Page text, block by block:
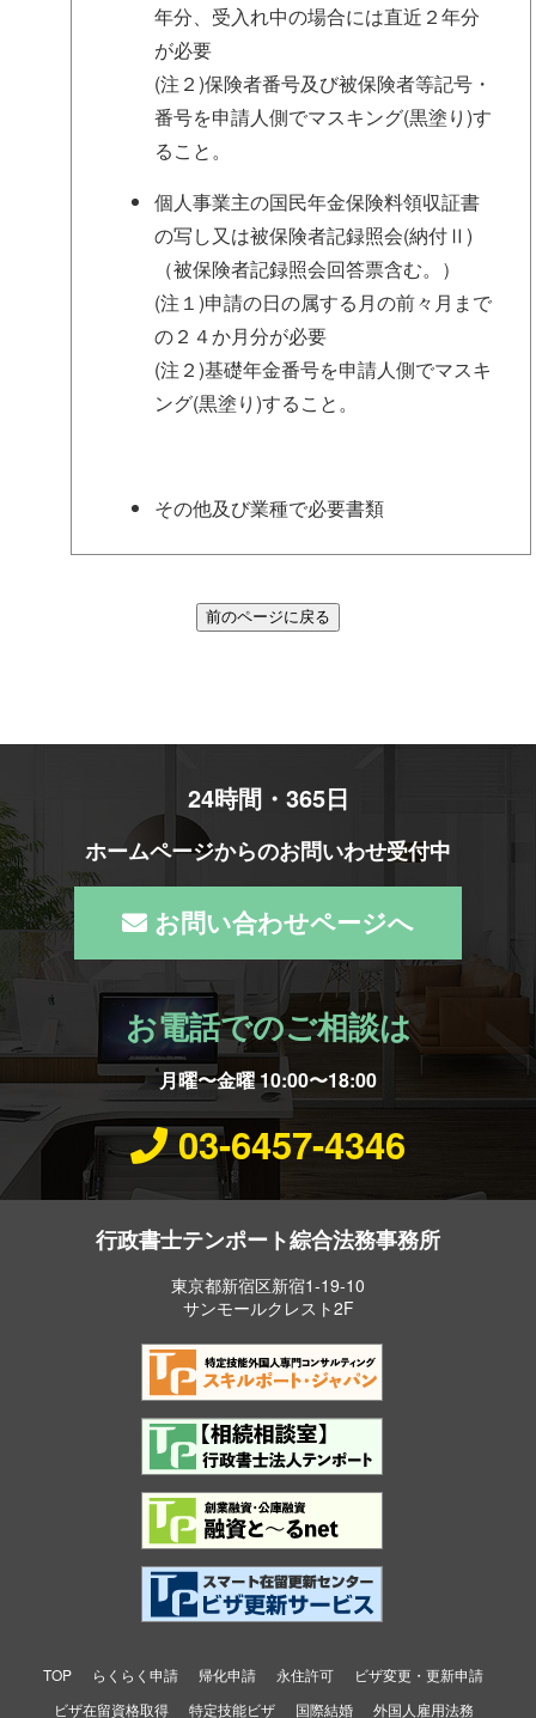
年分、受入れ中の場合には直近２年分
が必要
(注２)保険者番号及び被保険者等記号・
番号を申請人側でマスキング(黒塗り)す
ること。
個人事業主の国民年金保険料領収証書
の写し又は被保険者記録照会(納付Ⅱ)
（被保険者記録照会回答票含む。）
(注１)申請の日の属する月の前々月まで
の２４か月分が必要
(注２)基礎年金番号を申請人側でマスキ
ング(黒塗り)すること。
その他及び業種で必要書類
24時間・365日
ホームページからのお問いわせ受付中
お問い合わせページへ
お電話でのご相談は
月曜〜金曜 10:00〜18:00
03-6457-4346
行政書士テンポート綜合法務事務所
東京都新宿区新宿1-19-10
サンモールクレスト2F
TOP らくらく申請 帰化申請 永住許可
ビザ変更・更新申請
ビザ在留資格取得
特定技能ビザ 国際結婚 外国人雇用法務